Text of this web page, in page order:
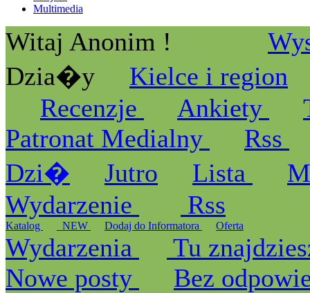
Multimedia
Witaj Anonim !
Dzia�y
Kielce i region
Recenzje
Ankiety
Patronat Medialny
Rss
Dzi�
Jutro Lista
Wydarzenie
Rss
Katalog _NEW Dodaj do Informatora Oferta
Wydarzenia
Tu
Nowe posty
Bez